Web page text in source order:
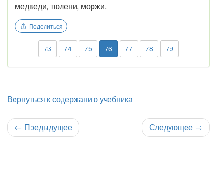
медведи, тюлени, моржи.
Поделиться
73 74 75 76 77 78 79
Вернуться к содержанию учебника
← Предыдущее Следующее →